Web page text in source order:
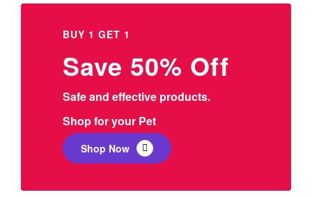
BUY 1 GET 1
Save 50% Off
Safe and effective products.
Shop for your Pet
Shop Now